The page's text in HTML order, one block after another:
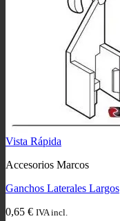
Vista Rápida
Accesorios Marcos
Ganchos Laterales Largos
0,65 € IVA incl.